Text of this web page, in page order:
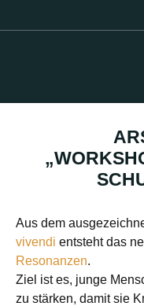
Aus dem
vivendi entsteht das
Resonanzen.
Ziel ist es, junge
zu stärken, damit sie